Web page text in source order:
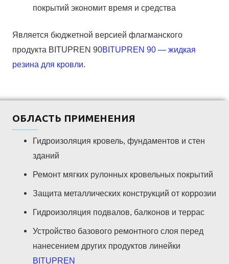
покрытий экономит время и средства
Является бюджетной версией флагманского
продукта BITUPREN 90BITUPREN 90 — жидкая
резина для кровли.
ОБЛАСТЬ ПРИМЕНЕНИЯ
Гидроизоляция кровель, фундаментов и стен
зданий
Ремонт мягких рулонных кровельных покрытий
Защита металлических конструкций от коррозии
Гидроизоляция подвалов, балконов и террас
Устройство базового ремонтного слоя перед
нанесением других продуктов линейки
BITUPREN